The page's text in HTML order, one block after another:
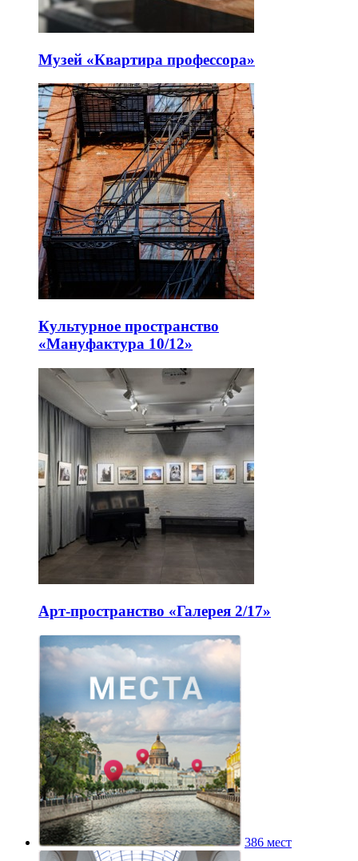
Музей «Квартира профессора»
Культурное пространство
«Мануфактура 10/12»
Арт-пространство «Галерея 2/17»
386 мест